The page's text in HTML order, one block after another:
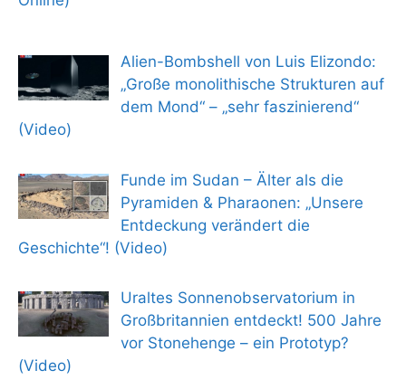
Alien-Bombshell von Luis Elizondo:
„Große monolithische Strukturen auf
dem Mond“ – „sehr faszinierend“
(Video)
Funde im Sudan – Älter als die
Pyramiden & Pharaonen: „Unsere
Entdeckung verändert die
Geschichte“! (Video)
Uraltes Sonnenobservatorium in
Großbritannien entdeckt! 500 Jahre
vor Stonehenge – ein Prototyp?
(Video)